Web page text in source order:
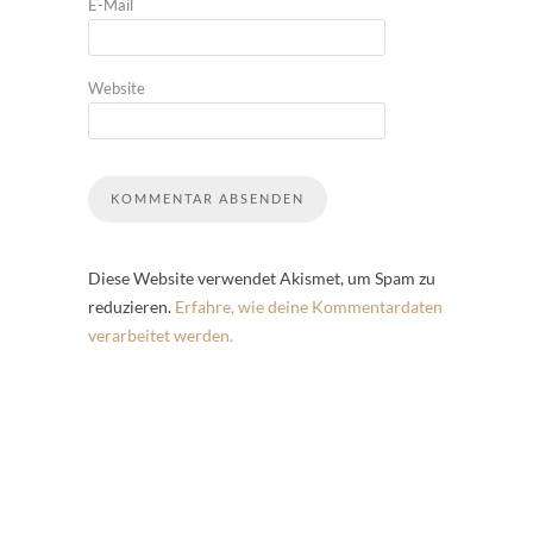
E-Mail
Website
Diese Website verwendet Akismet, um Spam zu
reduzieren. Erfahre, wie deine Kommentardaten
verarbeitet werden.